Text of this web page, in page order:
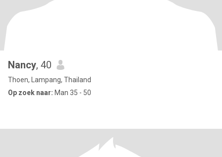
Nancy, 40
Thoen, Lampang, Thailand
Op zoek naar: Man 35 - 50